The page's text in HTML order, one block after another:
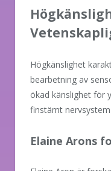
Högkänslighet
bearbetning av
ökad känslighet för
finstämt nervsystem.
Elaine Arons